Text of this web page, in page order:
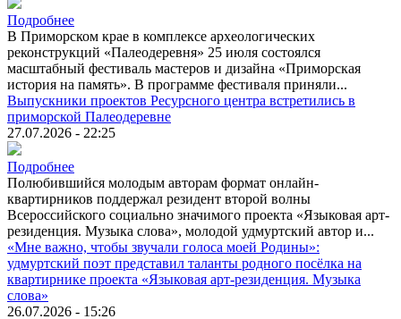
Подробнее
В Приморском крае в комплексе археологических
реконструкций «Палеодеревня» 25 июля состоялся
масштабный фестиваль мастеров и дизайна «Приморская
история на память». В программе фестиваля приняли...
Выпускники проектов Ресурсного центра встретились в
приморской Палеодеревне
27.07.2026 - 22:25
Подробнее
Полюбившийся молодым авторам формат онлайн-
квартирников поддержал резидент второй волны
Всероссийского социально значимого проекта «Языковая арт-
резиденция. Музыка слова», молодой удмуртский автор и...
«Мне важно, чтобы звучали голоса моей Родины»:
удмуртский поэт представил таланты родного посёлка на
квартирнике проекта «Языковая арт-резиденция. Музыка
слова»
26.07.2026 - 15:26